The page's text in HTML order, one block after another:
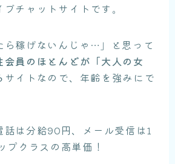
チャットサイトです。
ら稼げないんじゃ…」と思って
会員のほとんどが「大人の女
サイトなので、年齢を強みにで
話は分給90円、メール受信は1
プクラスの高単価！